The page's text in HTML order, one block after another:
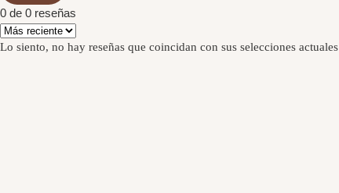
0 de 0 reseñas
Lo siento, no hay reseñas que coincidan con sus selecciones actuales